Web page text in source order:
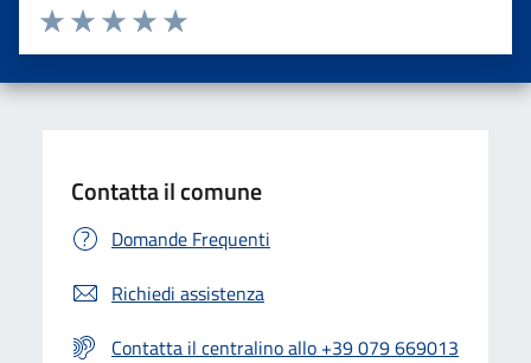
Valuta da 1 a 5 stelle la pagina
Valuta 5 stelle su 5
Valuta 4 stelle su 5
Valuta 3 stelle su 5
Valuta 2 stelle su 5
Valuta una stella su 5
Contatta il comune
Domande Frequenti
Richiedi assistenza
Contatta il centralino allo +39 079 669013